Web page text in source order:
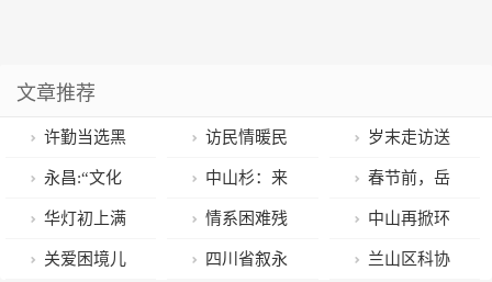
文章推荐
许勤当选黑
龙江省人大常
委会主任 梁惠
玲当选黑龙江
访民情暖民
心 让爱心传递
到位
岁末走访送
祝福 寒冬慰问
暖人心
永昌:“文化
惠民”为群众幸
福“加码”
中山杉：来
头不小的“树坚
强”
春节前，岳
阳还下雪吗？
华灯初上满
城流光 白银城
情系困难残
疾人 扶残助残
中山再掀环
境卫生整治提
关爱困境儿 四川省叙永 兰山区科协